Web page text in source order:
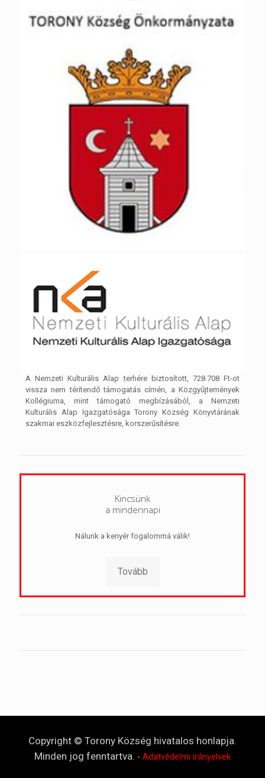
A Nemzeti Kulturális Alap terhére biztosított, 728.708 Ft-ot
vissza nem térítendő támogatás címén, a Közgyűjtemények
Kollégiuma, mint támogató megbízásából, a Nemzeti
Kulturális Alap Igazgatósága Torony Község Könyvtárának
szakmai eszközfejlesztésre, korszerűsítésre.
Kincsünk
a mindennapi
Nálunk a kenyér fogalommá válik!
Tovább
Copyright © Torony Község hivatalos honlapja.
Minden jog fenntartva. - Adatvédelmi irányelvek